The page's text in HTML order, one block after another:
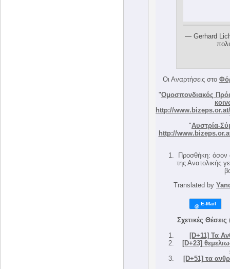
— Gerhard
Οι Αναρτήσεις στο
"Ομοσπονδιακός
http://
"Αυστρία-
http://
Προσθήκη: όσον
της Ανατολικής
Translated by
Σχετικές Θέσεις
[D+11] Τα
[D+23]
[D+51] τα